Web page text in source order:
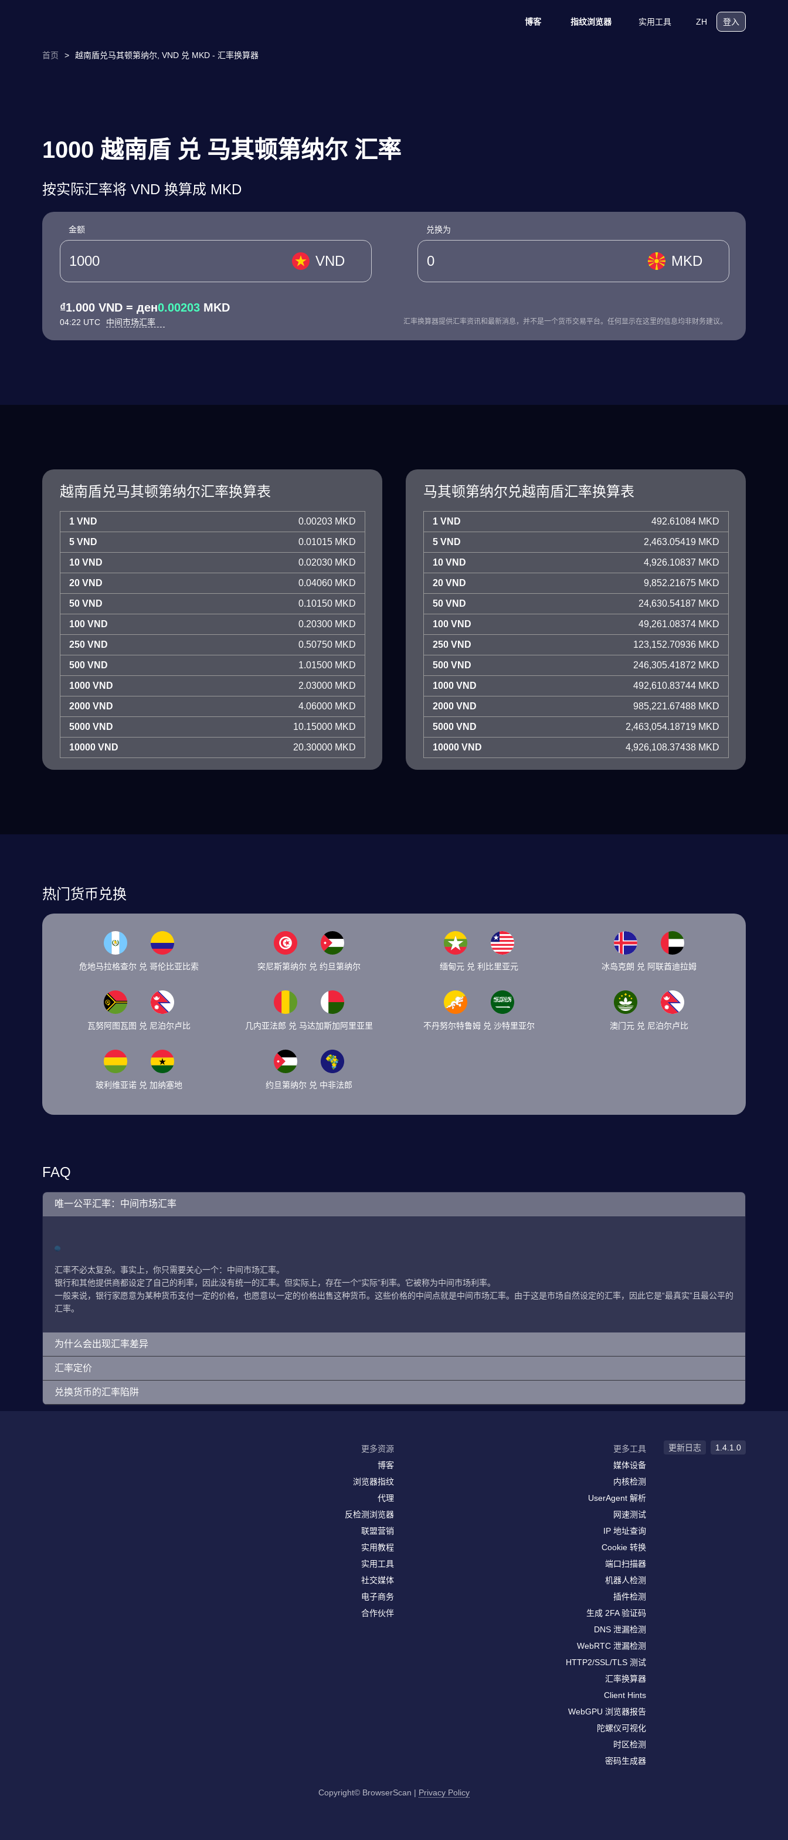
博客 指纹浏览器 实用工具 ZH 登入
首页 > 越南盾兑马其顿第纳尔, VND 兑 MKD - 汇率换算器
1000 越南盾 兑 马其顿第纳尔 汇率
按实际汇率将 VND 换算成 MKD
金额
VND
兑换为
MKD
₫1.000 VND = ден0.00203 MKD
04:22 UTC 中间市场汇率 汇率换算器提供汇率资讯和最新消息，并不是一个货币交易平台。任何显示在这里的信息均非财务建议。
越南盾兑马其顿第纳尔汇率换算表
1 VND 0.00203 MKD
5 VND 0.01015 MKD
10 VND 0.02030 MKD
20 VND 0.04060 MKD
50 VND 0.10150 MKD
100 VND 0.20300 MKD
250 VND 0.50750 MKD
500 VND 1.01500 MKD
1000 VND 2.03000 MKD
2000 VND 4.06000 MKD
5000 VND 10.15000 MKD
10000 VND 20.30000 MKD
马其顿第纳尔兑越南盾汇率换算表
1 VND 492.61084 MKD
5 VND 2,463.05419 MKD
10 VND 4,926.10837 MKD
20 VND 9,852.21675 MKD
50 VND 24,630.54187 MKD
100 VND 49,261.08374 MKD
250 VND 123,152.70936 MKD
500 VND 246,305.41872 MKD
1000 VND 492,610.83744 MKD
2000 VND 985,221.67488 MKD
5000 VND 2,463,054.18719 MKD
10000 VND 4,926,108.37438 MKD
热门货币兑换
危地马拉格查尔 兑 哥伦比亚比索 突尼斯第纳尔 兑 约旦第纳尔 缅甸元 兑 利比里亚元 冰岛克朗 兑 阿联酋迪拉姆
瓦努阿图瓦图 兑 尼泊尔卢比 几内亚法郎 兑 马达加斯加阿里亚里 不丹努尔特鲁姆 兑 沙特里亚尔 澳门元 兑 尼泊尔卢比
玻利维亚诺 兑 加纳塞地 约旦第纳尔 兑 中非法郎
FAQ
唯一公平汇率：中间市场汇率
汇率不必太复杂。事实上，你只需要关心一个：中间市场汇率。
银行和其他提供商都设定了自己的利率，因此没有统一的汇率。但实际上，存在一个“实际”利率。它被称为中间市场利率。
一般来说，银行家愿意为某种货币支付一定的价格，也愿意以一定的价格出售这种货币。这些价格的中间点就是中间市场汇率。由于这是市场自然设定的汇率，因此它是“最真实”且最公平的
汇率。
为什么会出现汇率差异
汇率定价
兑换货币的汇率陷阱
更多资源
博客
浏览器指纹
代理
反检测浏览器
联盟营销
实用教程
实用工具
社交媒体
电子商务
合作伙伴
更多工具
媒体设备
内核检测
UserAgent 解析
网速测试
IP 地址查询
Cookie 转换
端口扫描器
机器人检测
插件检测
生成 2FA 验证码
DNS 泄漏检测
WebRTC 泄漏检测
HTTP2/SSL/TLS 测试
汇率换算器
Client Hints
WebGPU 浏览器报告
陀螺仪可视化
时区检测
密码生成器
更新日志 1.4.1.0
Copyright© BrowserScan | Privacy Policy